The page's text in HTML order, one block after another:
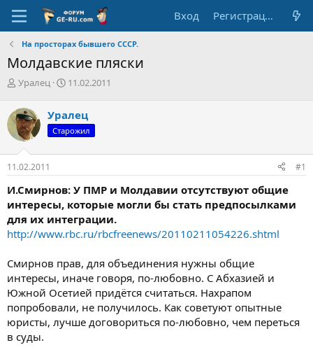
Вход Регистрация
На просторах бывшего СССР.
Молдавские пляски
А
т
о
р
т
е
м
Уралец
Д
а
н
ч
а
11.02.2011
Уралец
Старожил
11.02.2011 #1
И.Смирнов: У ПМР и Молдавии отсутствуют общие
интересы, которые могли бы стать предпосылками
для их интеграции.
http://www.rbc.ru/rbcfreenews/20110211054226.shtml
Смирнов прав, для объединения нужны общие
интересы, иначе говоря, по-любовно. С Абхазией и
Южной Осетией придётся считаться. Нахрапом
попробовали, не получилось. Как советуют опытные
юристы, лучше договориться по-любовно, чем переться
в суды.